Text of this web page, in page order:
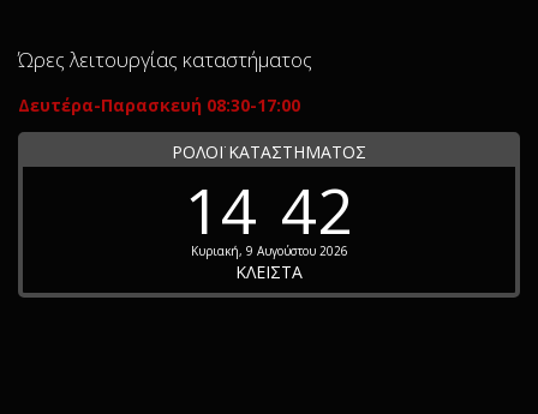
Ώρες λειτουργίας καταστήματος
Δευτέρα-Παρασκευή 08:30-17:00
ΡΟΛΟΪ ΚΑΤΑΣΤΗΜΑΤΟΣ
14 42
Κυριακή, 9 Αυγούστου 2026
ΚΛΕΙΣΤΑ